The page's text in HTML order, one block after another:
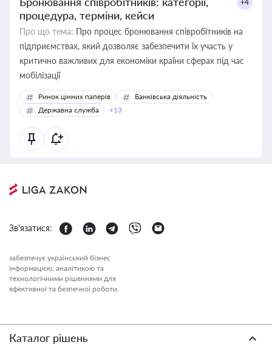
процедура, терміни, кейси
+4
Про що тема: Про процес бронювання співробітників на
підприємствах, який дозволяє забезпечити їх участь у
критично важливих для економіки країни сферах під час
мобілізації
Ринок цінних паперів
Банківська діяльність
Державна служба
+13
Зв'язатися:
забезпечує український бізнес
інформацією, аналітикою та
технологічними рішеннями для
ефективної та безпечної роботи.
Каталог рішень